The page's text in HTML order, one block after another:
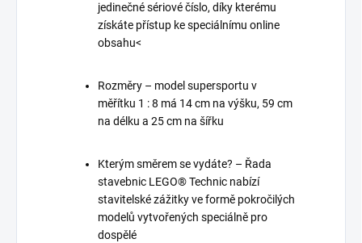
jedinečné sériové číslo, díky kterému
získáte přístup ke speciálnímu online
obsahu<
Rozměry – model supersportu v
měřítku 1 : 8 má 14 cm na výšku, 59 cm
na délku a 25 cm na šířku
Kterým směrem se vydáte? – Řada
stavebnic LEGO® Technic nabízí
stavitelské zážitky ve formě pokročilých
modelů vytvořených speciálně pro
dospělé